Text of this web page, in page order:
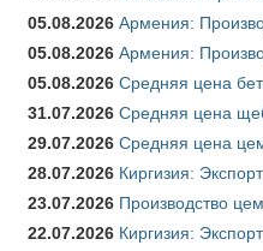
05.08.2026 Армения:
05.08.2026 Армения:
05.08.2026 Средняя цена
31.07.2026 Средняя цена
29.07.2026 Средняя цена
28.07.2026 Киргизия:
23.07.2026 Производство
22.07.2026 Киргизия: